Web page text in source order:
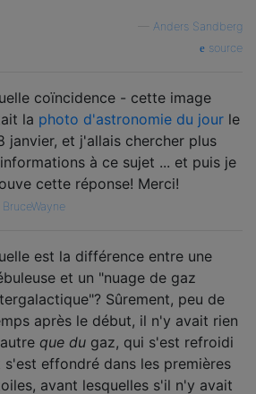
Anders Sandberg
source
coïncidence - cette image
la photo d'astronomie du jour le
janvier, et j'allais chercher plus
à ce sujet ... et puis je
cette réponse! Merci!
BruceWayne
est la différence entre une
et un "nuage de gaz
Sûrement, peu de
après le début, il n'y avait rien
que du gaz, qui s'est refroidi
s'est effondré dans les premières
avant lesquelles s'il n'y avait